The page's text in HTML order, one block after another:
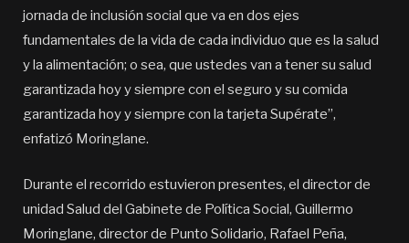
jornada de inclusión social que va en dos ejes
fundamentales de la vida de cada individuo que es la salud
y la alimentación; o sea, que ustedes van a tener su salud
garantizada hoy y siempre con el seguro y su comida
garantizada hoy y siempre con la tarjeta Supérate”,
enfatizó Moringlane.
Durante el recorrido estuvieron presentes, el director de
unidad Salud del Gabinete de Política Social, Guillermo
Moringlane, director de Punto Solidario, Rafael Peña,